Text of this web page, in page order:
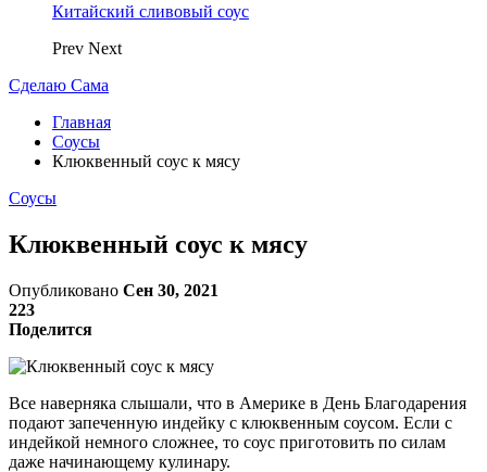
Китайский сливовый соус
Prev Next
Сделаю Сама
Главная
Соусы
Клюквенный соус к мясу
Соусы
Клюквенный соус к мясу
Опубликовано Сен 30, 2021
223
Поделится
Все наверняка слышали, что в Америке в День Благодарения
подают запеченную индейку с клюквенным соусом. Если с
индейкой немного сложнее, то соус приготовить по силам
даже начинающему кулинару.